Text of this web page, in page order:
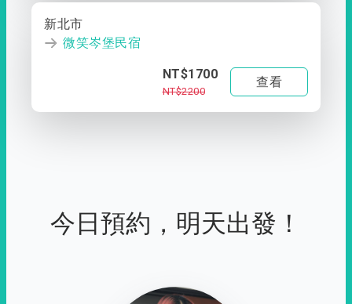
新北市
微笑岑堡民宿
NT$1700
NT$2200
查看
今日預約，明天出發！